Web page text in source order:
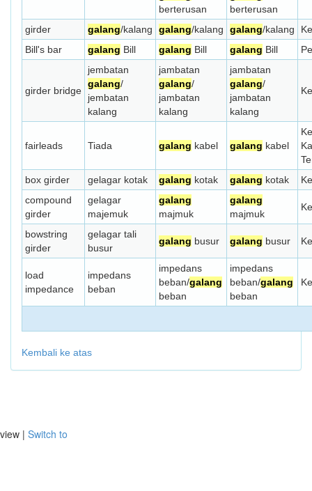
berterusan
berterusan
girder galang/kalang galang/kalang galang/kalang
Bill's bar
galang Bill galang Bill galang Bill
girder bridge
jembatan
galang/
jembatan
kalang
jambatan
galang/
jambatan
kalang
jambatan
galang/
jambatan
kalang
fairleads Tiada galang kabel galang kabel
box girder
gelagar kotak galang kotak galang kotak
compound
girder
gelagar
majemuk
galang
majmuk
galang
majmuk
bowstring
girder
gelagar tali
busur
galang busur galang busur
load
impedance
impedans
beban
impedans
beban/galang
beban
impedans
beban/galang
beban
Kembali ke atas
view | Switch to